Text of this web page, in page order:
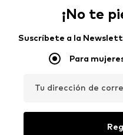
¡No te
Suscríbete a la
Para
Tu dirección de